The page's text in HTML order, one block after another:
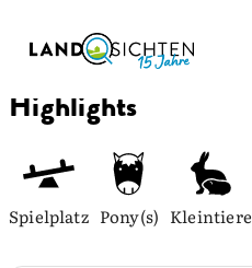
Highlights
Spielplatz Pony(s) Kleintiere